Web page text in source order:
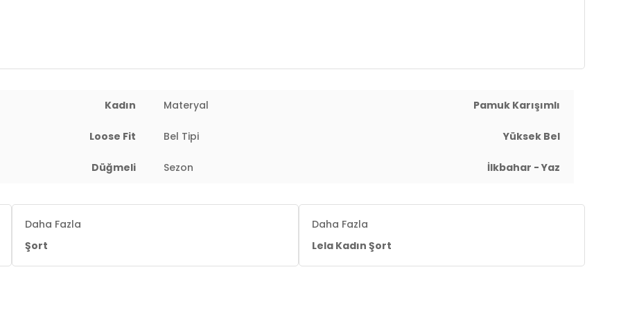
60 cm / Kalça : 90 cm / Beden : S
Kadın Materyal Pamuk Karışımlı
Loose Fit Bel Tipi Yüksek Bel
Düğmeli Sezon İlkbahar - Yaz
Daha Fazla
Şort
Daha Fazla
Lela Kadın Şort